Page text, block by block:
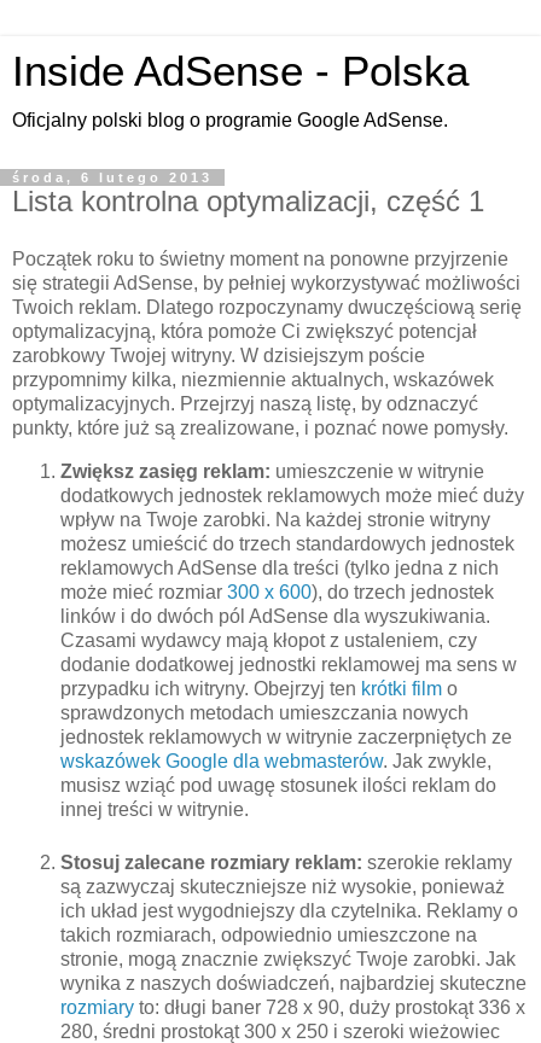
Inside AdSense - Polska
Oficjalny polski blog o programie Google AdSense.
środa, 6 lutego 2013
Lista kontrolna optymalizacji, część 1
Początek roku to świetny moment na ponowne przyjrzenie
się strategii AdSense, by pełniej wykorzystywać możliwości
Twoich reklam. Dlatego rozpoczynamy dwuczęściową serię
optymalizacyjną, która pomoże Ci zwiększyć potencjał
zarobkowy Twojej witryny. W dzisiejszym poście
przypomnimy kilka, niezmiennie aktualnych, wskazówek
optymalizacyjnych. Przejrzyj naszą listę, by odznaczyć
punkty, które już są zrealizowane, i poznać nowe pomysły.
Zwiększ zasięg reklam: umieszczenie w witrynie
dodatkowych jednostek reklamowych może mieć duży
wpływ na Twoje zarobki. Na każdej stronie witryny
możesz umieścić do trzech standardowych jednostek
reklamowych AdSense dla treści (tylko jedna z nich
może mieć rozmiar 300 x 600), do trzech jednostek
linków i do dwóch pól AdSense dla wyszukiwania.
Czasami wydawcy mają kłopot z ustaleniem, czy
dodanie dodatkowej jednostki reklamowej ma sens w
przypadku ich witryny. Obejrzyj ten krótki film o
sprawdzonych metodach umieszczania nowych
jednostek reklamowych w witrynie zaczerpniętych ze
wskazówek Google dla webmasterów. Jak zwykle,
musisz wziąć pod uwagę stosunek ilości reklam do
innej treści w witrynie.
Stosuj zalecane rozmiary reklam: szerokie reklamy
są zazwyczaj skuteczniejsze niż wysokie, ponieważ
ich układ jest wygodniejszy dla czytelnika. Reklamy o
takich rozmiarach, odpowiednio umieszczone na
stronie, mogą znacznie zwiększyć Twoje zarobki. Jak
wynika z naszych doświadczeń, najbardziej skuteczne
rozmiary to: długi baner 728 x 90, duży prostokąt 336 x
280, średni prostokąt 300 x 250 i szeroki wieżowiec